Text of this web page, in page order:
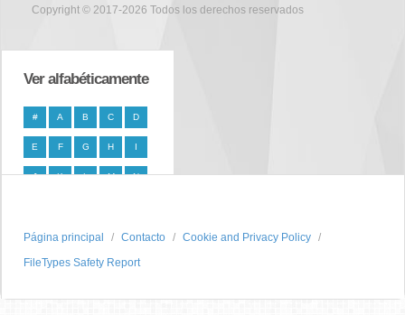
Copyright © 2017-2026 Todos los derechos reservados
Ver alfabéticamente
# A B C D
E F G H I
J K L M N
T U V W X
Y Z
Página principal Contacto
Cookie and Privacy Policy
FileTypes Safety Report